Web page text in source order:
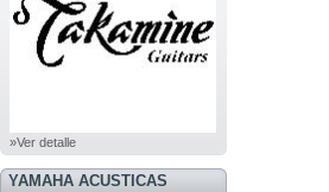
»Ver detalle
YAMAHA ACUSTICAS